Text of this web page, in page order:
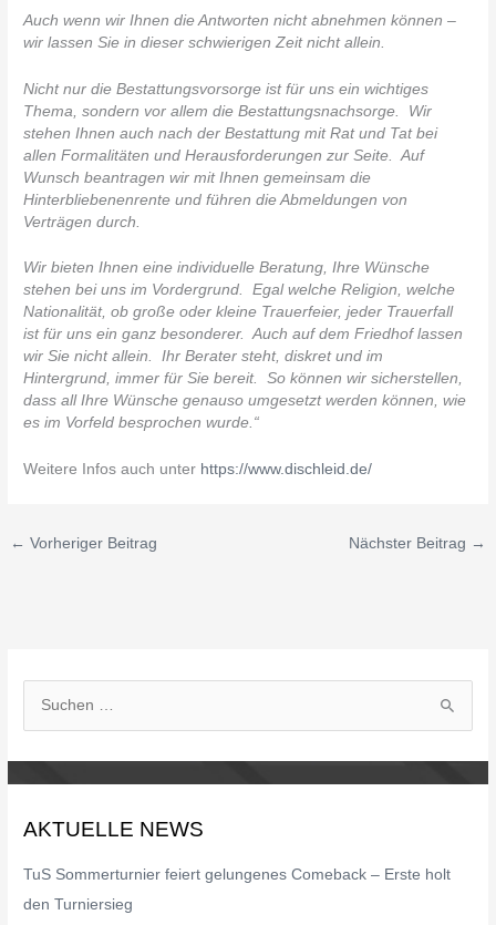
Auch wenn wir Ihnen die Antworten nicht abnehmen können –
wir lassen Sie in dieser schwierigen Zeit nicht allein.
Nicht nur die Bestattungsvorsorge ist für uns ein wichtiges
Thema, sondern vor allem die Bestattungsnachsorge. Wir
stehen Ihnen auch nach der Bestattung mit Rat und Tat bei
allen Formalitäten und Herausforderungen zur Seite. Auf
Wunsch beantragen wir mit Ihnen gemeinsam die
Hinterbliebenenrente und führen die Abmeldungen von
Verträgen durch.
Wir bieten Ihnen eine individuelle Beratung, Ihre Wünsche
stehen bei uns im Vordergrund. Egal welche Religion, welche
Nationalität, ob große oder kleine Trauerfeier, jeder Trauerfall
ist für uns ein ganz besonderer. Auch auf dem Friedhof lassen
wir Sie nicht allein. Ihr Berater steht, diskret und im
Hintergrund, immer für Sie bereit. So können wir sicherstellen,
dass all Ihre Wünsche genauso umgesetzt werden können, wie
es im Vorfeld besprochen wurde.“
Weitere Infos auch unter https://www.dischleid.de/
← Vorheriger Beitrag Nächster Beitrag →
e
AKTUELLE NEWS
TuS Sommerturnier feiert gelungenes Comeback – Erste holt
den Turniersieg